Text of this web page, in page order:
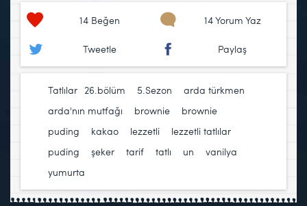
14 Beğen 14 Yorum Yaz
Tweetle Paylaş
Tatlılar 26.bölüm 5.Sezon arda türkmen
arda'nın mutfağı
brownie
brownie
puding
kakao lezzetli lezzetli tatlılar
puding
şeker tarif tatlı un vanilya
yumurta